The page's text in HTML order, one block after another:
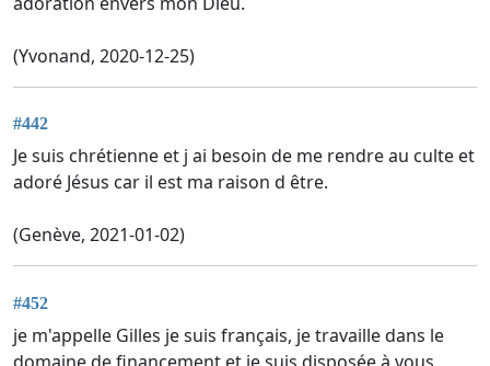
(Yvonand, 2020-12-25)
#442
Je suis chrétienne et j ai besoin de me rendre au culte et
adoré Jésus car il est ma raison d être.
(Genève, 2021-01-02)
#452
je m'appelle Gilles je suis français, je travaille dans le